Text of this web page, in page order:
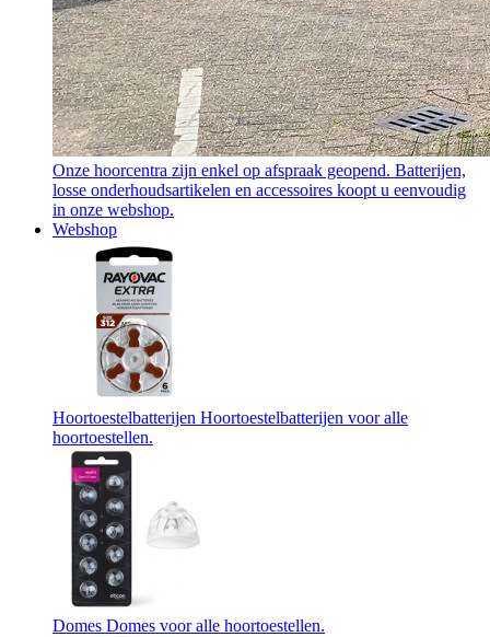
Onze hoorcentra zijn enkel op afspraak geopend. Batterijen,
losse onderhoudsartikelen en accessoires koopt u eenvoudig
in onze webshop.
Webshop
Hoortoestelbatterijen Hoortoestelbatterijen voor alle
hoortoestellen.
Domes Domes voor alle hoortoestellen.